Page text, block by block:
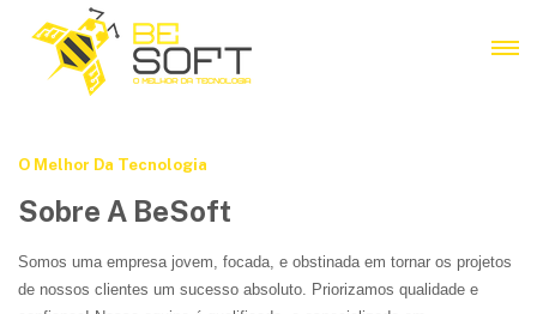
O Melhor Da Tecnologia
Sobre A BeSoft
Somos uma empresa jovem, focada, e obstinada em tornar os projetos
de nossos clientes um sucesso absoluto. Priorizamos qualidade e